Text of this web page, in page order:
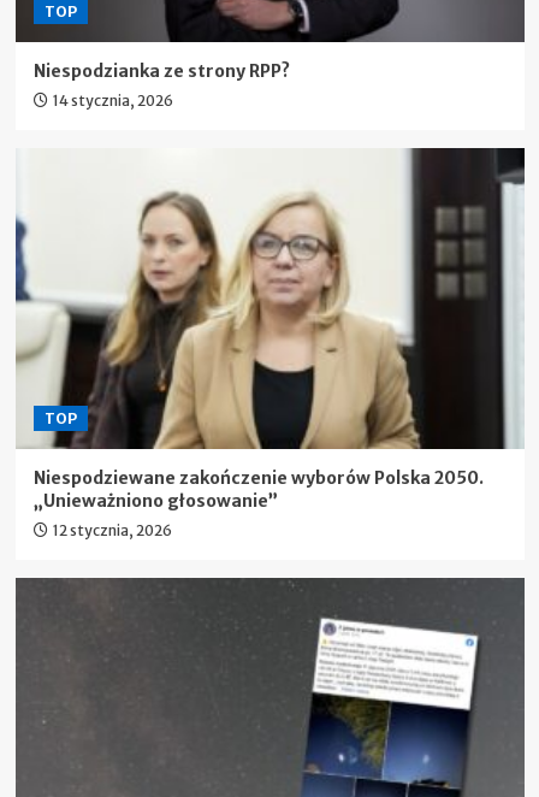
TOP
Niespodzianka ze strony RPP?
14 stycznia, 2026
TOP
Niespodziewane zakończenie wyborów Polska 2050.
„Unieważniono głosowanie”
12 stycznia, 2026